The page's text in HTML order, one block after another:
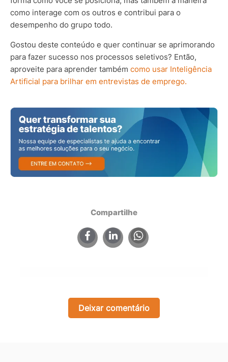
como interage com os outros e contribui para o
desempenho do grupo todo.
Gostou deste conteúdo e quer continuar se aprimorando
para fazer sucesso nos processos seletivos? Então,
aproveite para aprender também como usar Inteligência
Artificial para brilhar em entrevistas de emprego.
Compartilhe
Deixar comentário